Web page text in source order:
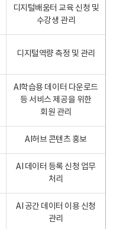
디지털배움터 교육 신청 및
수강생 관리
디지털역량 측정 및 관리
AI학습용 데이터 다운로드
등 서비스 제공을 위한
회원 관리
AI허브 콘텐츠 홍보
AI 데이터 등록 신청 업무
처리
AI 공간 데이터 이용 신청
관리